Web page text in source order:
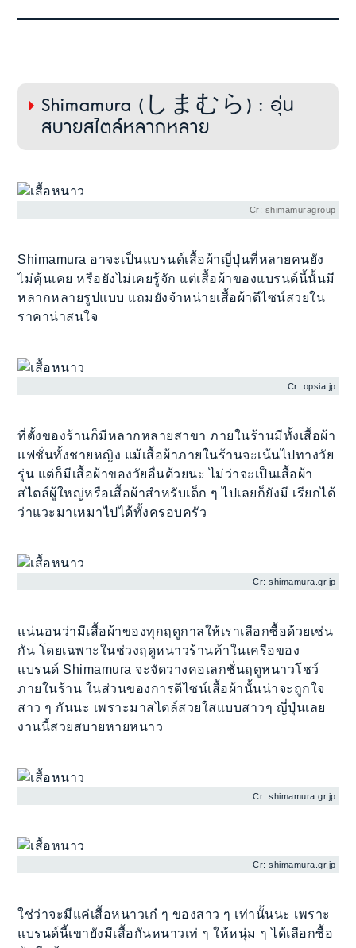
Shimamura (しまむら) : อุ่น
สบายสไตล์หลากหลาย
Cr: shimamuragroup
Shimamura อาจะเป็นแบรนด์เสื้อผ้าญี่ปุ่นที่หลายคนยัง
ไม่คุ้นเคย หรือยังไม่เคยรู้จัก แต่เสื้อผ้าของแบรนด์นี้นั้นมี
หลากหลายรูปแบบ แถมยังจำหน่ายเสื้อผ้าดีไซน์สวยใน
ราคาน่าสนใจ
Cr: opsia.jp
ที่ตั้งของร้านก็มีหลากหลายสาขา ภายในร้านมีทั้งเสื้อผ้า
แฟชั่นทั้งชายหญิง แม้เสื้อผ้าภายในร้านจะเน้นไปทางวัย
รุ่น แต่ก็มีเสื้อผ้าของวัยอื่นด้วยนะ ไม่ว่าจะเป็นเสื้อผ้า
สไตล์ผู้ใหญ่หรือเสื้อผ้าสำหรับเด็ก ๆ ไปเลยก็ยังมี เรียกได้
ว่าแวะมาเหมาไปได้ทั้งครอบครัว
Cr: shimamura.gr.jp
แน่นอนว่ามีเสื้อผ้าของทุกฤดูกาลให้เราเลือกซื้อด้วยเช่น
กัน โดยเฉพาะในช่วงฤดูหนาวร้านค้าในเครือของ
แบรนด์ Shimamura จะจัดวางคอเลกชั่นฤดูหนาวโชว์
ภายในร้าน ในส่วนของการดีไซน์เสื้อผ้านั้นน่าจะถูกใจ
สาว ๆ กันนะ เพราะมาสไตล์สวยใสแบบสาวๆ ญี่ปุ่นเลย
งานนี้สวยสบายหายหนาว
Cr: shimamura.gr.jp
Cr: shimamura.gr.jp
ใช่ว่าจะมีแค่เสื้อหนาวเก๋ ๆ ของสาว ๆ เท่านั้นนะ เพราะ
แบรนด์นี้เขายังมีเสื้อกันหนาวเท่ ๆ ให้หนุ่ม ๆ ได้เลือกซื้อ